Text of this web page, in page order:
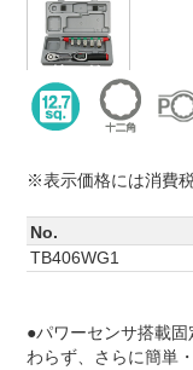
※表示価格には消費
No.
TB406WG1
●パワーセンサ搭載
わらず、さらに簡単